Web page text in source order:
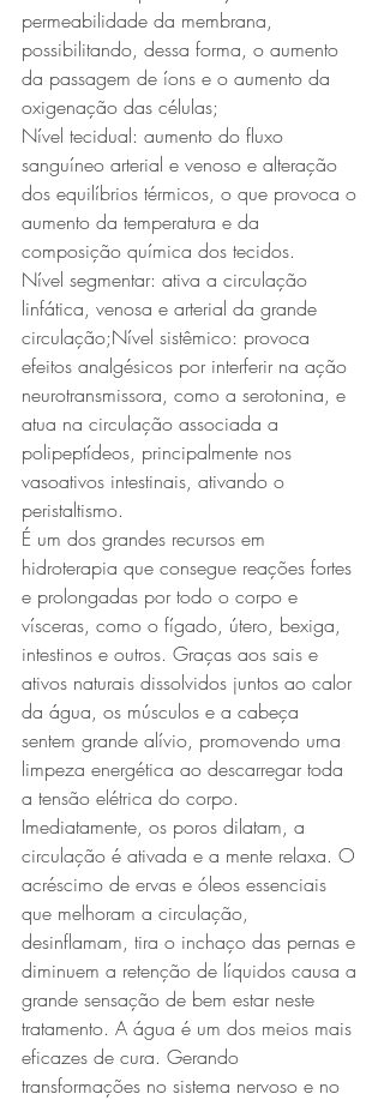
permeabilidade da membrana,
possibilitando, dessa forma, o aumento
da passagem de íons e o aumento da
oxigenação das células;
Nível tecidual: aumento do fluxo
sanguíneo arterial e venoso e alteração
dos equilíbrios térmicos, o que provoca o
aumento da temperatura e da
composição química dos tecidos.
Nível segmentar: ativa a circulação
linfática, venosa e arterial da grande
circulação;Nível sistêmico: provoca
efeitos analgésicos por interferir na ação
neurotransmissora, como a serotonina, e
atua na circulação associada a
polipeptídeos, principalmente nos
vasoativos intestinais, ativando o
peristaltismo.
É um dos grandes recursos em
hidroterapia que consegue reações fortes
e prolongadas por todo o corpo e
vísceras, como o fígado, útero, bexiga,
intestinos e outros. Graças aos sais e
ativos naturais dissolvidos juntos ao calor
da água, os músculos e a cabeça
sentem grande alívio, promovendo uma
limpeza energética ao descarregar toda
a tensão elétrica do corpo.
Imediatamente, os poros dilatam, a
circulação é ativada e a mente relaxa. O
acréscimo de ervas e óleos essenciais
que melhoram a circulação,
desinflamam, tira o inchaço das pernas e
diminuem a retenção de líquidos causa a
grande sensação de bem estar neste
tratamento. A água é um dos meios mais
eficazes de cura. Gerando
transformações no sistema nervoso e no